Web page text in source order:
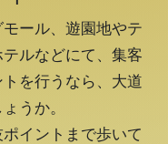
ール、遊園地やテ
ルなどにて、集客
を行うなら、大道
うか。
イントまで歩いて